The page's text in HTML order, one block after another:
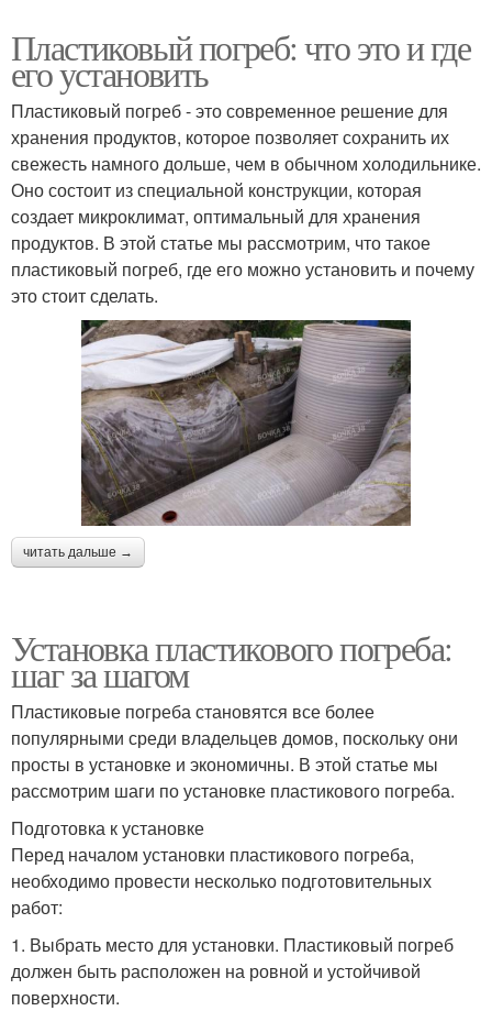
Пластиковый погреб: что это и где
его установить
Пластиковый погреб - это современное решение для
хранения продуктов, которое позволяет сохранить их
свежесть намного дольше, чем в обычном холодильнике.
Оно состоит из специальной конструкции, которая
создает микроклимат, оптимальный для хранения
продуктов. В этой статье мы рассмотрим, что такое
пластиковый погреб, где его можно установить и почему
это стоит сделать.
читать дальше →
Установка пластикового погреба:
шаг за шагом
Пластиковые погреба становятся все более
популярными среди владельцев домов, поскольку они
просты в установке и экономичны. В этой статье мы
рассмотрим шаги по установке пластикового погреба.
Подготовка к установке
Перед началом установки пластикового погреба,
необходимо провести несколько подготовительных
работ:
1. Выбрать место для установки. Пластиковый погреб
должен быть расположен на ровной и устойчивой
поверхности.